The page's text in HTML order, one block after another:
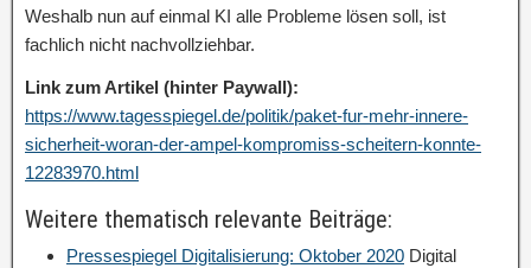
Weshalb nun auf einmal KI alle Probleme lösen soll, ist
fachlich nicht nachvollziehbar.
Link zum Artikel (hinter Paywall):
https://www.tagesspiegel.de/politik/paket-fur-mehr-innere-
sicherheit-woran-der-ampel-kompromiss-scheitern-konnte-
12283970.html
Weitere thematisch relevante Beiträge:
Pressespiegel Digitalisierung: Oktober 2020 Digital